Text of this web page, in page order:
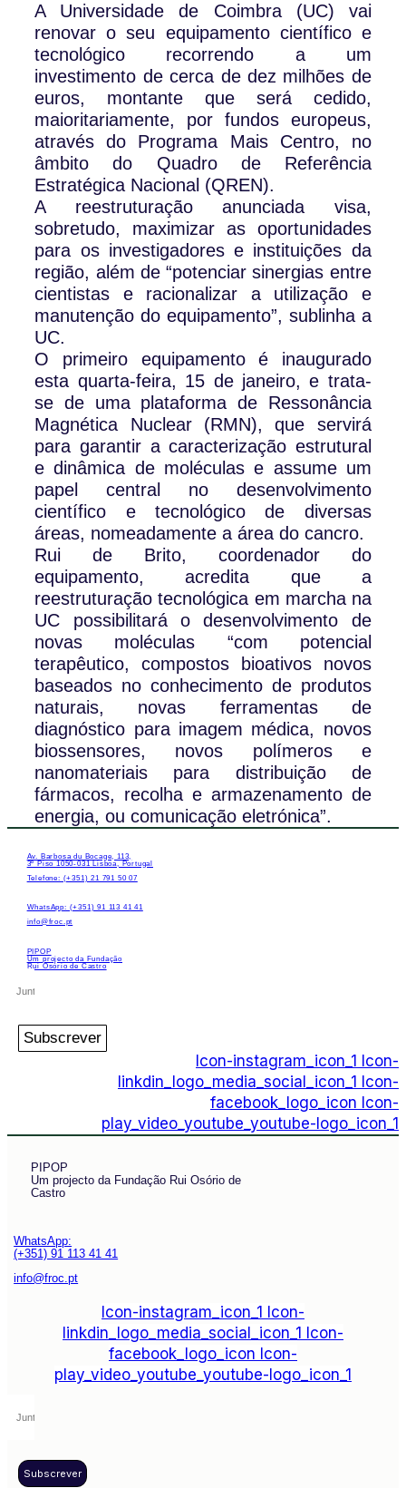
A Universidade de Coimbra (UC) vai
renovar o seu equipamento científico e
tecnológico recorrendo a um
investimento de cerca de dez milhões de
euros, montante que será cedido,
maioritariamente, por fundos europeus,
através do Programa Mais Centro, no
âmbito do Quadro de Referência
Estratégica Nacional (QREN).
A reestruturação anunciada visa,
sobretudo, maximizar as oportunidades
para os investigadores e instituições da
região, além de “potenciar sinergias entre
cientistas e racionalizar a utilização e
manutenção do equipamento”, sublinha a
UC.
O primeiro equipamento é inaugurado
esta quarta-feira, 15 de janeiro, e trata-
se de uma plataforma de Ressonância
Magnética Nuclear (RMN), que servirá
para garantir a caracterização estrutural
e dinâmica de moléculas e assume um
papel central no desenvolvimento
científico e tecnológico de diversas
áreas, nomeadamente a área do cancro.
Rui de Brito, coordenador do
equipamento, acredita que a
reestruturação tecnológica em marcha na
UC possibilitará o desenvolvimento de
novas moléculas “com potencial
terapêutico, compostos bioativos novos
baseados no conhecimento de produtos
naturais, novas ferramentas de
diagnóstico para imagem médica, novos
biossensores, novos polímeros e
nanomateriais para distribuição de
fármacos, recolha e armazenamento de
energia, ou comunicação eletrónica”.
Av. Barbosa du Bocage, 113,
3º Piso 1050-031 Lisboa, Portugal
Telefone: (+351) 21 791 50 07
WhatsApp: (+351) 91 113 41 41
info@froc.pt
PIPOP
Um projecto da Fundação
Rui Osório de Castro
Subscrever
Icon-instagram_icon_1
Icon-
linkdin_logo_media_social_icon_1
Icon-
facebook_logo_icon Icon-
play_video_youtube_youtube-logo_icon_1
PIPOP
Um projecto da Fundação Rui Osório de
Castro
WhatsApp:
(+351) 91 113 41 41
info@froc.pt
Icon-instagram_icon_1
Icon-
linkdin_logo_media_social_icon_1
Icon-
facebook_logo_icon Icon-
play_video_youtube_youtube-logo_icon_1
Subscrever